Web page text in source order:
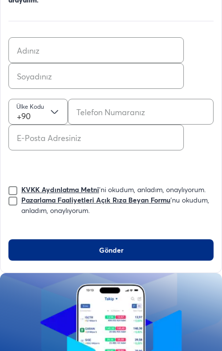
Ülke Kodu
+90
KVKK Aydınlatma Metni'ni okudum, anladım, onaylıyorum.
Pazarlama Faaliyetleri Açık Rıza Beyan Formu'nu okudum,
anladım, onaylıyorum.
Gönder